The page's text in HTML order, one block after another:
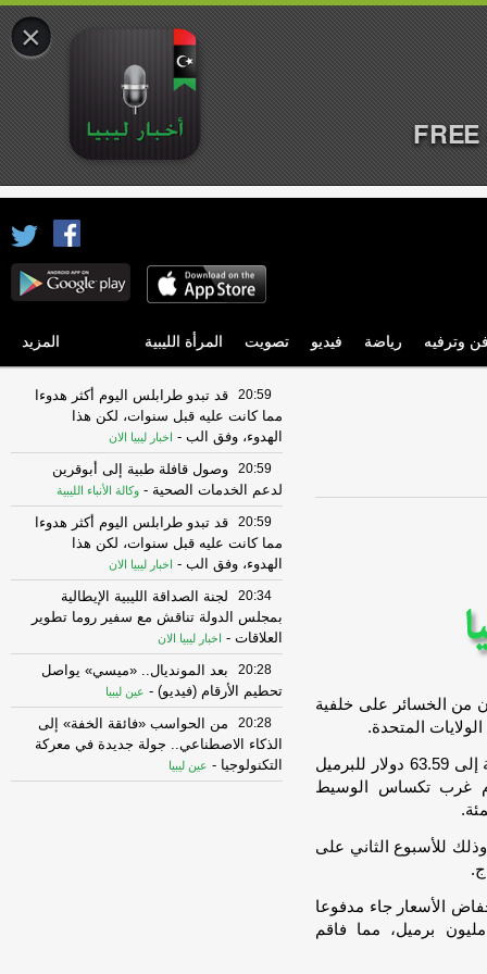
وترفيه رياضة فيديو تصويت المرأة الليبية المزيد
من الخسائر على خلفية
المتحدة.
وصعدت العقود الآجلة لخام برنت 21 سنتا أو 0.33 بالمئة إلى 63.59 دولار للبرميل
سعر خام غرب تكساس الوسيط
وذلك للأسبوع الثاني على
الأسعار جاء مدفوعا
مفاجئة في المخزونات الأمريكية بمقدار 5.2 مليون برميل، مما فاقم
20:59
قد تبدو طرابلس اليوم أكثر هدوءا
مما كانت عليه قبل سنوات، لكن هذا
الهدوء، وفق الب - اخبار ليبيا الان
20:59
وصول قافلة طبية إلى أبوقرين
لدعم الخدمات الصحية - وكالة الأنباء الليبية
20:59
قد تبدو طرابلس اليوم أكثر هدوءا
مما كانت عليه قبل سنوات، لكن هذا
الهدوء، وفق الب - اخبار ليبيا الان
20:34
لجنة الصداقة الليبية الإيطالية
بمجلس الدولة تناقش مع سفير روما تطوير
العلاقات - اخبار ليبيا الان
20:28
بعد المونديال.. «ميسي» يواصل
تحطيم الأرقام (فيديو) - عين ليبيا
20:28
من الحواسب «فائقة الخفة» إلى
الذكاء الاصطناعي.. جولة جديدة في معركة
التكنولوجيا - عين ليبيا
×